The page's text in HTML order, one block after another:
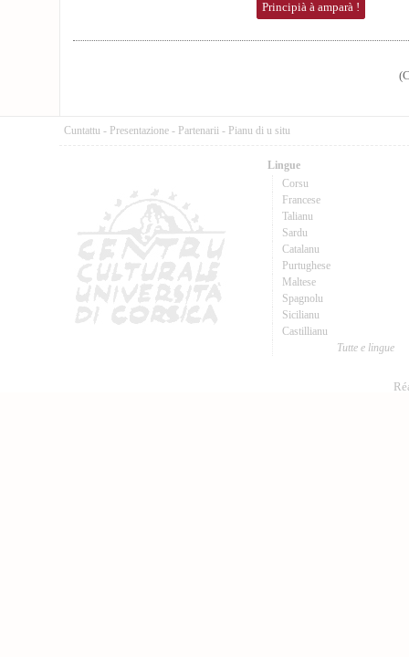
Principià à amparà !
Cuntattu - Presentazione - Partenarii - Pianu di u situ
Lingue
Corsu
Francese
Talianu
Sardu
Catalanu
Purtughese
Maltese
Spagnolu
Sicilianu
Castillianu
Tutte e lingue